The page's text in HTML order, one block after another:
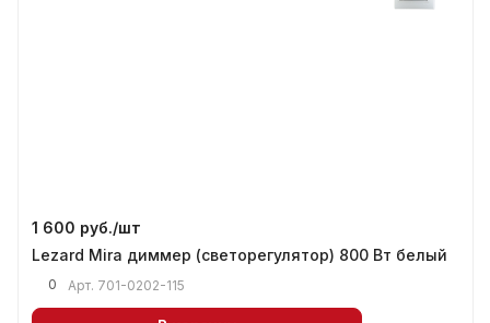
1 600 руб./шт
Lezard Mira диммер (светорегулятор) 800 Вт белый
0 Арт. 701-0202-115